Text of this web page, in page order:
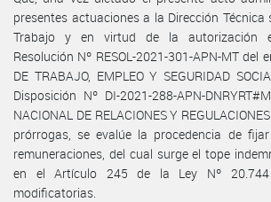
presentes actuaciones a la Dirección Técnica
Trabajo y en virtud de la autorización
Resolución Nº RESOL-2021-301-APN-MT del
DE TRABAJO, EMPLEO Y SEGURIDAD
Disposición Nº DI-2021-288-APN-
NACIONAL DE RELACIONES Y
prórrogas, se evalúe la procedencia de
remuneraciones, del cual surge el tope
en el Artículo 245 de la Ley Nº
modificatorias.